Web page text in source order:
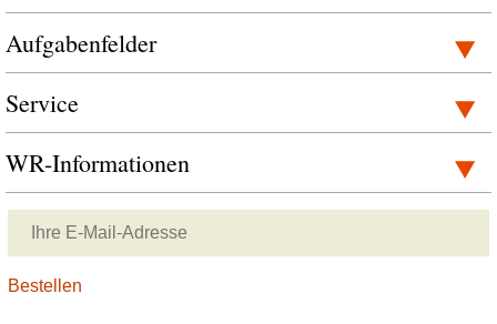
Aufgabenfelder
Service
WR-Informationen